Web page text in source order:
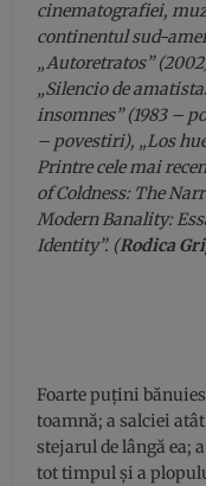
cinematografiei,
continentul sud-
„Autoretratos”
„Silencio de
insomnes” (1983 –
– povestiri), „Los
Printre cele mai
of Coldness: The
Modern Banality:
Identity”. (Rodica
Foarte puțini
toamnă; a salciei
stejarul de lângă ea;
tot timpul și a